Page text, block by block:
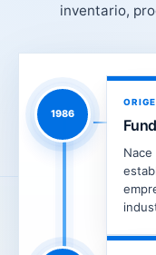
inventario,
Nace
1986